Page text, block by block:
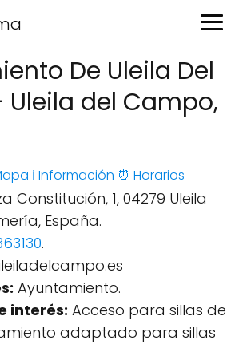
De Uleila Del
del Campo,
ℹ️ Información ⏰ Horarios
Constitución, 1, 04279 Uleila
España.
.
Ayuntamiento.
interés: Acceso para sillas de
adaptado para sillas